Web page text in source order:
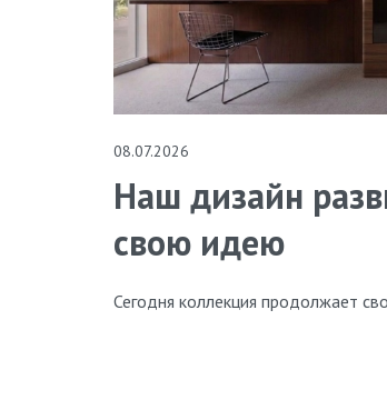
08.07.2026
Наш дизайн
свою идею
Сегодня коллекция продолжает